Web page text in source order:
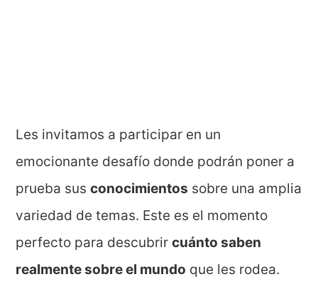
Les invitamos a participar en un
emocionante desafío donde podrán poner a
prueba susconocimientos sobre una amplia
variedad de temas. Este es el momento
perfecto para descubrircuánto saben
realmente sobre el mundo que les rodea.